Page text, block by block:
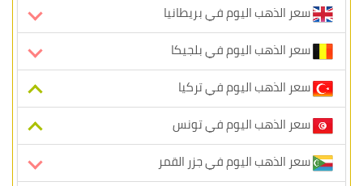
سعر الذهب اليوم في بريطانيا
سعر الذهب اليوم في بلجيكا
سعر الذهب اليوم في تركيا
سعر الذهب اليوم في تونس
سعر الذهب اليوم في جزر القمر